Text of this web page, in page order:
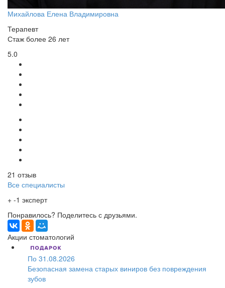
Михайлова Елена Владимировна
Терапевт
Стаж более 26 лет
5.0
21 отзыв
Все специалисты
+ -1 эксперт
Понравилось? Поделитесь с друзьями.
Акции стоматологий
По 31.08.2026
Безопасная замена старых виниров без повреждения
зубов